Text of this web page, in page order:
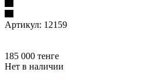
Артикул: 12159
185 000 тенге
Нет в наличии